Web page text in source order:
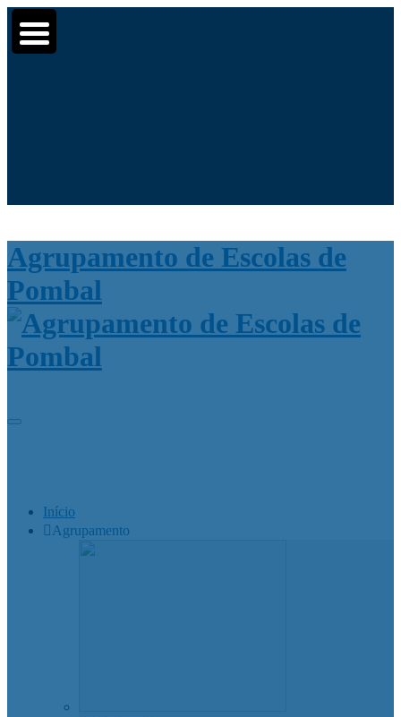
Agrupamento de Escolas de
Pombal
Início
Agrupamento